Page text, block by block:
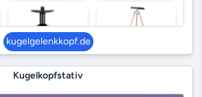
kugelgelenkkopf.de
Kugelkopfstativ